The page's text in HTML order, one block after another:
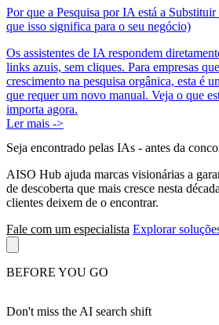
Por que a Pesquisa por IA está a
que isso significa para o seu negócio)
Os assistentes de IA respondem
links azuis, sem cliques. Para empresas
crescimento na pesquisa orgânica, esta é
que requer um novo manual. Veja o que
importa agora.
Ler mais ->
Seja encontrado pelas IAs - antes da
AISO Hub ajuda marcas visionárias a
de descoberta que mais cresce nesta
clientes deixem de o encontrar.
Fale com um especialista Explorar
BEFORE YOU GO
Don't miss the AI search shift